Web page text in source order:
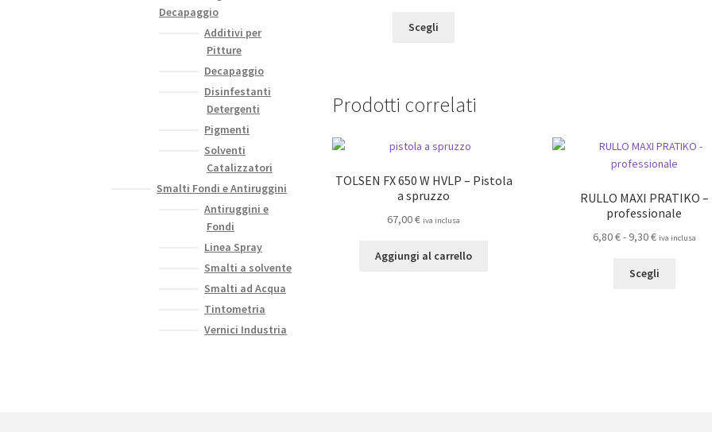
113,00 €
Scegli
Le
possono
scelte
Prodotti correlati
TOLSEN FX 650 W HVLP – Pistola
a spruzzo
67,00€ iva inclusa
Aggiungi al carrello
RULLO MAXI PRATIKO –
professionale
6,80€- 9,30€Fascia
prezzo:
iva inclusa
Scegli
Decapaggio
Additivi per
Pitture
Decapaggio
Disinfestanti
Detergenti
Pigmenti
Solventi
Catalizzatori
Smalti Fondi e Antiruggini
Antiruggini e
Fondi
Linea Spray
Smalti a solvente
Smalti ad Acqua
Tintometria
Vernici Industria